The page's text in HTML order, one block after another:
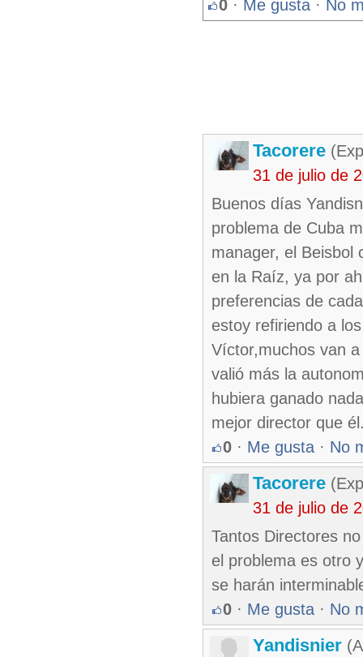
0 · Me gusta · No
Tacorere
31 de julio de
Buenos días
problema de Cuba
manager, el Beisbol
en la Raíz, ya por
preferencias de
estoy refiriendo a
Víctor,muchos van
valió más la
hubiera ganado
mejor director que
0 · Me gusta · No
Tacorere
31 de julio de
Tantos Directores
el problema es otro
se harán
0 · Me gusta · No
Yandisnier